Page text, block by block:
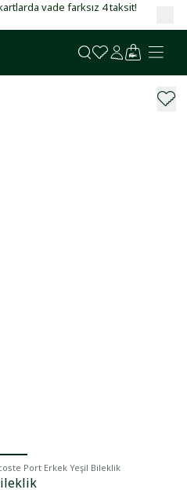
vade farksız 4 taksit!
Port Erkek Yeşil Bileklik